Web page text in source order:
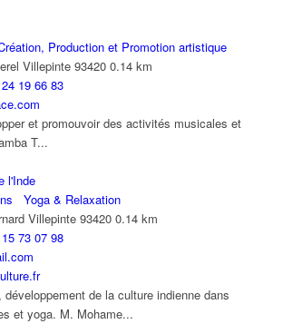
Production et Promotion artistique
Villepinte 93420 0.14 km
19 66 83
et promouvoir des activités musicales et
T...
l'Inde
Yoga & Relaxation
Villepinte 93420 0.14 km
73 07 98
développement de la culture indienne dans
et yoga. M. Mohame...